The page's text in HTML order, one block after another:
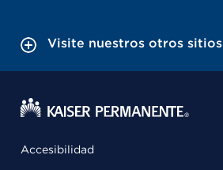
Visite nuestros otros sitios
Accesibilidad